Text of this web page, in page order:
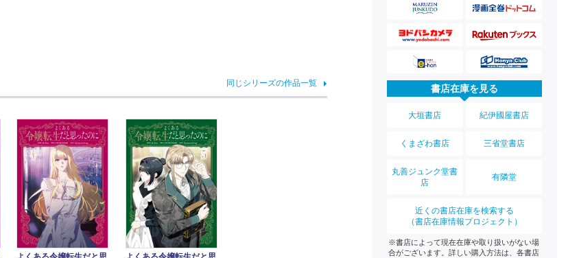
同じシリーズの作品一覧 書店在庫を見る
大垣書店 紀伊國屋書店
くまざわ書店 三省堂書店
丸善ジュンク堂書
店
有隣堂
近くの書店在庫を検索する
（書店在庫情報プロジェクト）
※書店によって現在在庫や取り扱いがない場
合がございます。詳しい購入方法は、各書店